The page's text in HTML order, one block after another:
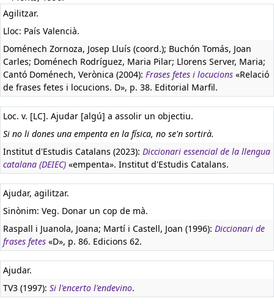
Agilitzar.
Lloc: País Valencià.
Doménech Zornoza, Josep Lluís (coord.); Buchón Tomás, Joan
Carles; Doménech Rodríguez, Maria Pilar; Llorens Server, Maria;
Cantó Doménech, Verònica (2004): Frases fetes i locucions «Relació
de frases fetes i locucions. D», p. 38. Editorial Marfil.
Loc. v. [LC]. Ajudar [algú] a assolir un objectiu.
Si no li dones una empenta en la física, no se'n sortirà.
Institut d'Estudis Catalans (2023): Diccionari essencial de la llengua
catalana (DEIEC) «empenta». Institut d'Estudis Catalans.
Ajudar, agilitzar.
Sinònim: Veg. Donar un cop de mà.
Raspall i Juanola, Joana; Martí i Castell, Joan (1996): Diccionari de
frases fetes «D», p. 86. Edicions 62.
Ajudar.
TV3 (1997): Si l'encerto l'endevino.